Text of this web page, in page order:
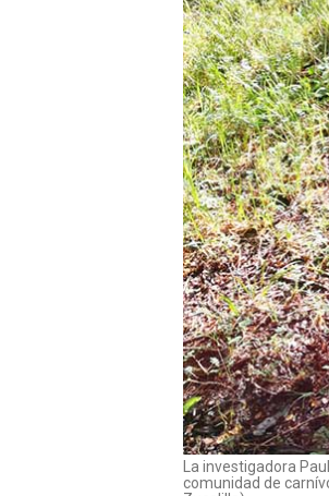
La investigadora
comunidad de